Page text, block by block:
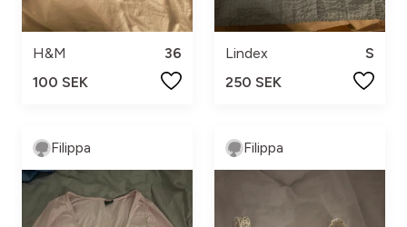
H&M
36
100 SEK
Lindex
S
250 SEK
Filippa Filippa